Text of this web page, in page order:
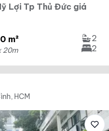
Lợi Tp Thủ Đức giá
m²
20m
2
2
HCM